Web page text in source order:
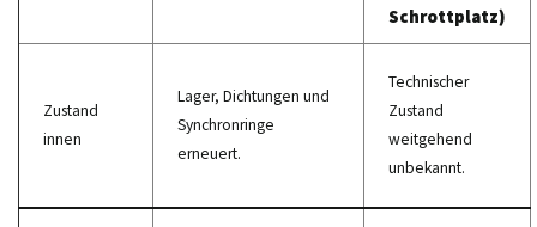
Schrottplatz)
Zustand
innen
Lager, Dichtungen und
Synchronringe
erneuert.
Technischer
Zustand
weitgehend
unbekannt.